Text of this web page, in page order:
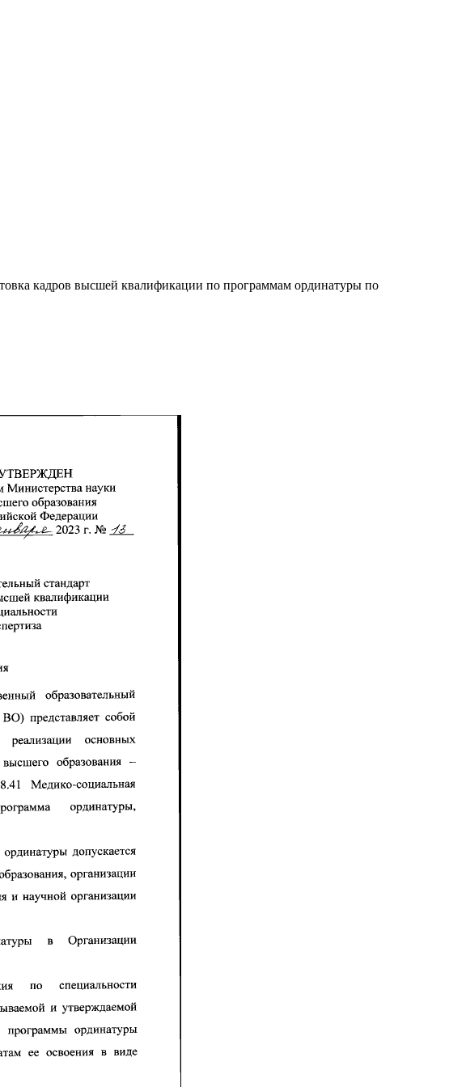
кадров высшей квалификации по программам ординатуры по